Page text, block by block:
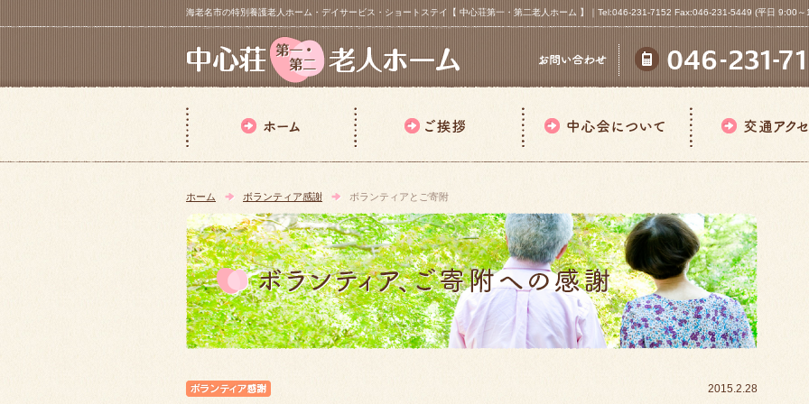
海老名市の特別養護老人ホーム・デイサービス・ショートステイ【 中心荘第一・第二老人ホーム 】｜Tel:046-231-7152 Fax:046-231-5449 (平日 9:00
ホーム ボランティア感謝 ボランティアとご寄附
2015.2.28